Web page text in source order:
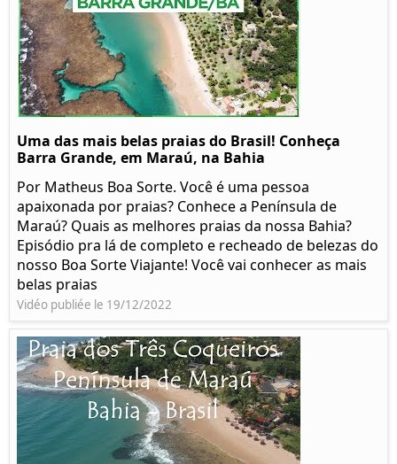
Uma das mais belas praias do Brasil! Conheça
Barra Grande, em Maraú, na Bahia
Por Matheus Boa Sorte. Você é uma pessoa
apaixonada por praias? Conhece a Península de
Maraú? Quais as melhores praias da nossa Bahia?
Episódio pra lá de completo e recheado de belezas do
nosso Boa Sorte Viajante! Você vai conhecer as mais
belas praias
Vidéo publiée le 19/12/2022